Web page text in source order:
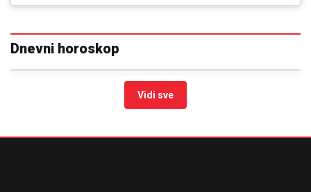
Dnevni horoskop
Vidi sve